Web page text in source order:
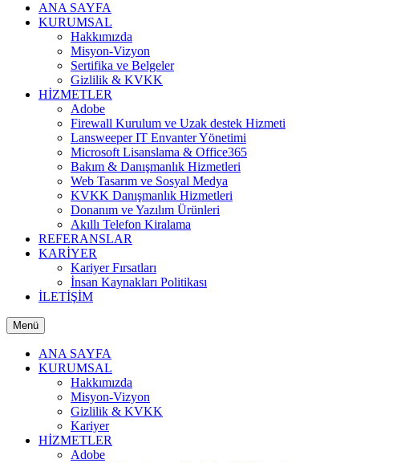
ANA SAYFA
KURUMSAL
Hakkımızda
Misyon-Vizyon
Sertifika ve Belgeler
Gizlilik & KVKK
HİZMETLER
Adobe
Firewall Kurulum ve Uzak destek Hizmeti
Lansweeper IT Envanter Yönetimi
Microsoft Lisanslama & Office365
Bakım & Danışmanlık Hizmetleri
Web Tasarım ve Sosyal Medya
KVKK Danışmanlık Hizmetleri
Donanım ve Yazılım Ürünleri
Akıllı Telefon Kiralama
REFERANSLAR
KARİYER
Kariyer Fırsatları
İnsan Kaynakları Politikası
İLETİŞİM
Menü
ANA SAYFA
KURUMSAL
Hakkımızda
Misyon-Vizyon
Gizlilik & KVKK
Kariyer
HİZMETLER
Adobe